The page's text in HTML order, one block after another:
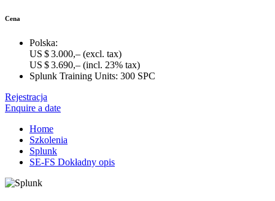
Cena
Polska:
US $ 3.000,– (excl. tax)
US $ 3.690,– (incl. 23% tax)
Splunk Training Units: 300 SPC
Rejestracja
Enquire a date
Home
Szkolenia
Splunk
SE-FS Dokładny opis